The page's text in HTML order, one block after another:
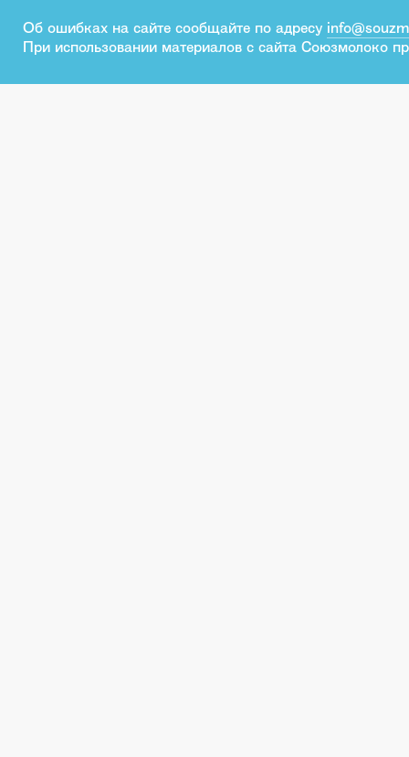
Об ошибках на сайте сообщайте по адресу
При использовании материалов с сайта Союзмолоко